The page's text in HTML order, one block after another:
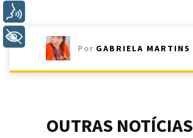
Por GABRIELA MARTINS
OUTRAS NOTÍCIAS
+ Acessibilidade